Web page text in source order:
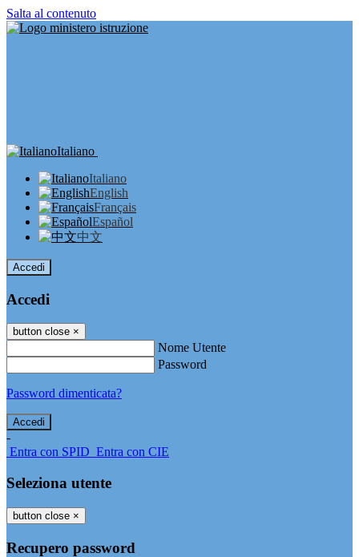
Salta al contenuto
Italiano
Italiano
English
Français
Español
中文
Accedi
Accedi
button close ×
Nome Utente
Password
Password dimenticata?
-
Entra con SPID Entra con CIE
Seleziona utente
button close ×
Recupero password